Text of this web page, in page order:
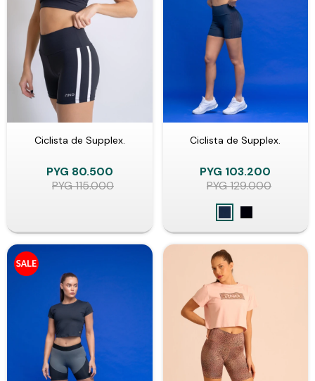
Ciclista de Supplex.
PYG 80.500
PYG115.000
Ciclista de Supplex.
PYG 103.200
PYG129.000